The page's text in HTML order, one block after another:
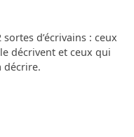
d’écrivains : ceux
décrivent et ceux qui
décrire.